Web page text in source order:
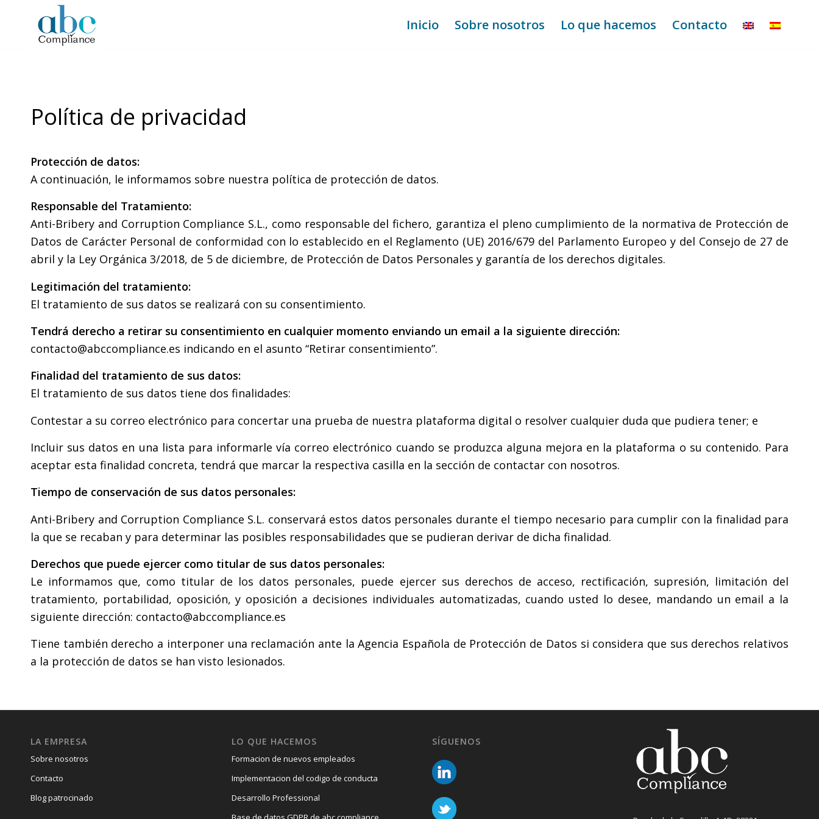
Inicio Sobre nosotros Lo que hacemos Contacto
Política de privacidad
Protección de datos:
A continuación, le informamos sobre nuestra política de protección de datos.
Responsable del Tratamiento:
Anti-Bribery and Corruption Compliance S.L., como responsable del fichero, garantiza el pleno cumplimiento de la normativa de Protección de
Datos de Carácter Personal de conformidad con lo establecido en el Reglamento (UE) 2016/679 del Parlamento Europeo y del Consejo de 27 de
abril y la Ley Orgánica 3/2018, de 5 de diciembre, de Protección de Datos Personales y garantía de los derechos digitales.
Legitimación del tratamiento:
El tratamiento de sus datos se realizará con su consentimiento.
Tendrá derecho a retirar su consentimiento en cualquier momento enviando un email a la siguiente dirección:
contacto@abccompliance.es indicando en el asunto “Retirar consentimiento”.
Finalidad del tratamiento de sus datos:
El tratamiento de sus datos tiene dos finalidades:
Contestar a su correo electrónico para concertar una prueba de nuestra plataforma digital o resolver cualquier duda que pudiera tener; e
Incluir sus datos en una lista para informarle vía correo electrónico cuando se produzca alguna mejora en la plataforma o su contenido. Para
aceptar esta finalidad concreta, tendrá que marcar la respectiva casilla en la sección de contactar con nosotros.
Tiempo de conservación de sus datos personales:
Anti-Bribery and Corruption Compliance S.L. conservará estos datos personales durante el tiempo necesario para cumplir con la finalidad para
la que se recaban y para determinar las posibles responsabilidades que se pudieran derivar de dicha finalidad.
Derechos que puede ejercer como titular de sus datos personales:
Le informamos que, como titular de los datos personales, puede ejercer sus derechos de acceso, rectificación, supresión, limitación del
tratamiento, portabilidad, oposición, y oposición a decisiones individuales automatizadas, cuando usted lo desee, mandando un email a la
siguiente dirección: contacto@abccompliance.es
Tiene también derecho a interponer una reclamación ante la Agencia Española de Protección de Datos si considera que sus derechos relativos
a la protección de datos se han visto lesionados.
LA EMPRESA
Sobre nosotros
Contacto
Blog patrocinado
LO QUE HACEMOS
Formacion de nuevos empleados
Implementacion del codigo de conducta
Desarrollo Professional
SÍGUENOS